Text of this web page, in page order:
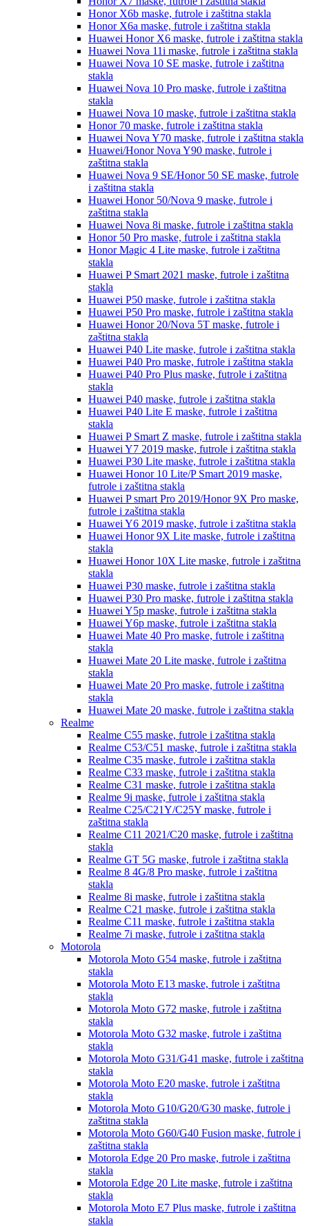
Honor X6b maske, futrole i zaštitna stakla
Honor X6a maske, futrole i zaštitna stakla
Huawei Honor X6 maske, futrole i zaštitna stakla
Huawei Nova 11i maske, futrole i zaštitna stakla
Huawei Nova 10 SE maske, futrole i zaštitna
stakla
Huawei Nova 10 Pro maske, futrole i zaštitna
stakla
Huawei Nova 10 maske, futrole i zaštitna stakla
Honor 70 maske, futrole i zaštitna stakla
Huawei Nova Y70 maske, futrole i zaštitna stakla
Huawei/Honor Nova Y90 maske, futrole i
zaštitna stakla
Huawei Nova 9 SE/Honor 50 SE maske, futrole
i zaštitna stakla
Huawei Honor 50/Nova 9 maske, futrole i
zaštitna stakla
Huawei Nova 8i maske, futrole i zaštitna stakla
Honor 50 Pro maske, futrole i zaštitna stakla
Honor Magic 4 Lite maske, futrole i zaštitna
stakla
Huawei P Smart 2021 maske, futrole i zaštitna
stakla
Huawei P50 maske, futrole i zaštitna stakla
Huawei P50 Pro maske, futrole i zaštitna stakla
Huawei Honor 20/Nova 5T maske, futrole i
zaštitna stakla
Huawei P40 Lite maske, futrole i zaštitna stakla
Huawei P40 Pro maske, futrole i zaštitna stakla
Huawei P40 Pro Plus maske, futrole i zaštitna
stakla
Huawei P40 maske, futrole i zaštitna stakla
Huawei P40 Lite E maske, futrole i zaštitna
stakla
Huawei P Smart Z maske, futrole i zaštitna stakla
Huawei Y7 2019 maske, futrole i zaštitna stakla
Huawei P30 Lite maske, futrole i zaštitna stakla
Huawei Honor 10 Lite/P Smart 2019 maske,
futrole i zaštitna stakla
Huawei P smart Pro 2019/Honor 9X Pro maske,
futrole i zaštitna stakla
Huawei Y6 2019 maske, futrole i zaštitna stakla
Huawei Honor 9X Lite maske, futrole i zaštitna
stakla
Huawei Honor 10X Lite maske, futrole i zaštitna
stakla
Huawei P30 maske, futrole i zaštitna stakla
Huawei P30 Pro maske, futrole i zaštitna stakla
Huawei Y5p maske, futrole i zaštitna stakla
Huawei Y6p maske, futrole i zaštitna stakla
Huawei Mate 40 Pro maske, futrole i zaštitna
stakla
Huawei Mate 20 Lite maske, futrole i zaštitna
stakla
Huawei Mate 20 Pro maske, futrole i zaštitna
stakla
Huawei Mate 20 maske, futrole i zaštitna stakla
Realme
Realme C55 maske, futrole i zaštitna stakla
Realme C53/C51 maske, futrole i zaštitna stakla
Realme C35 maske, futrole i zaštitna stakla
Realme C33 maske, futrole i zaštitna stakla
Realme C31 maske, futrole i zaštitna stakla
Realme 9i maske, futrole i zaštitna stakla
Realme C25/C21Y/C25Y maske, futrole i
zaštitna stakla
Realme C11 2021/C20 maske, futrole i zaštitna
stakla
Realme GT 5G maske, futrole i zaštitna stakla
Realme 8 4G/8 Pro maske, futrole i zaštitna
stakla
Realme 8i maske, futrole i zaštitna stakla
Realme C21 maske, futrole i zaštitna stakla
Realme C11 maske, futrole i zaštitna stakla
Realme 7i maske, futrole i zaštitna stakla
Motorola
Motorola Moto G54 maske, futrole i zaštitna
stakla
Motorola Moto E13 maske, futrole i zaštitna
stakla
Motorola Moto G72 maske, futrole i zaštitna
stakla
Motorola Moto G32 maske, futrole i zaštitna
stakla
Motorola Moto G31/G41 maske, futrole i zaštitna
stakla
Motorola Moto E20 maske, futrole i zaštitna
stakla
Motorola Moto G10/G20/G30 maske, futrole i
zaštitna stakla
Motorola Moto G60/G40 Fusion maske, futrole i
zaštitna stakla
Motorola Edge 20 Pro maske, futrole i zaštitna
stakla
Motorola Edge 20 Lite maske, futrole i zaštitna
stakla
Motorola Moto E7 Plus maske, futrole i zaštitna
stakla